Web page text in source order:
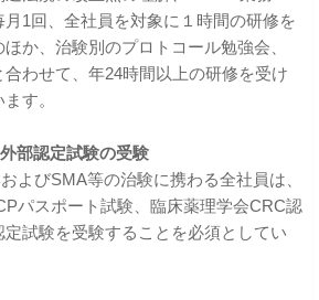
1回、全社員を対象に１時間の研修を
か、治験別のプロトコール勉強会、
わせて、年24時間以上の研修を受け
す。
部認定試験の受験
よびSMA等の治験に携わる全社員は、
パスポート試験、臨床薬理学会CRC認
試験を受験することを必須としてい